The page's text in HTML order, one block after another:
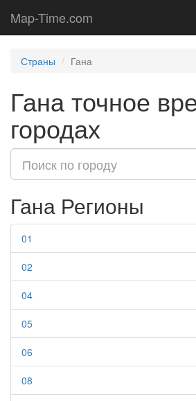
Map-Time.com
Страны Гана
Гана точное
городах
Гана Регионы
01
02
04
05
06
08